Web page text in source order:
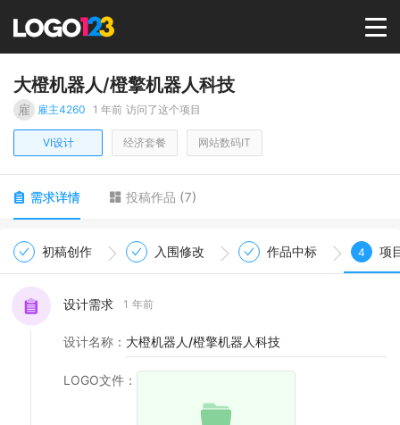
首页
选择套餐→
LOGO案例
商标版权
登录 / 注册
大橙机器人/橙擎机器人科技
雇 雇主4260 1 年前 访问了这个项目
VI设计 经济套餐 网站数码IT
需求详情 投稿作品 (7)
初稿创作 入围修改 作品中标 4 项
设计需求 1 年前
设计名称 ： 大橙机器人/橙擎机器人科技
LOGO文件 ：